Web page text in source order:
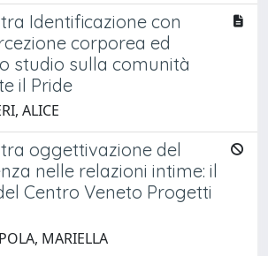
Identificazione con
corporea ed
studio sulla comunità
il Pride
ALICE
oggettivazione del
nelle relazioni intime: il
Centro Veneto Progetti
MARIELLA